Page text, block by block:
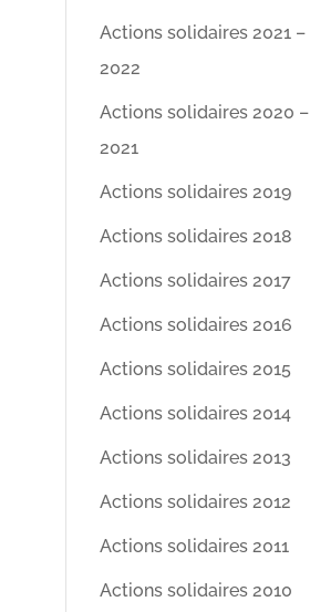
Actions solidaires 2021 –
2022
Actions solidaires 2020 –
2021
Actions solidaires 2019
Actions solidaires 2018
Actions solidaires 2017
Actions solidaires 2016
Actions solidaires 2015
Actions solidaires 2014
Actions solidaires 2013
Actions solidaires 2012
Actions solidaires 2011
Actions solidaires 2010